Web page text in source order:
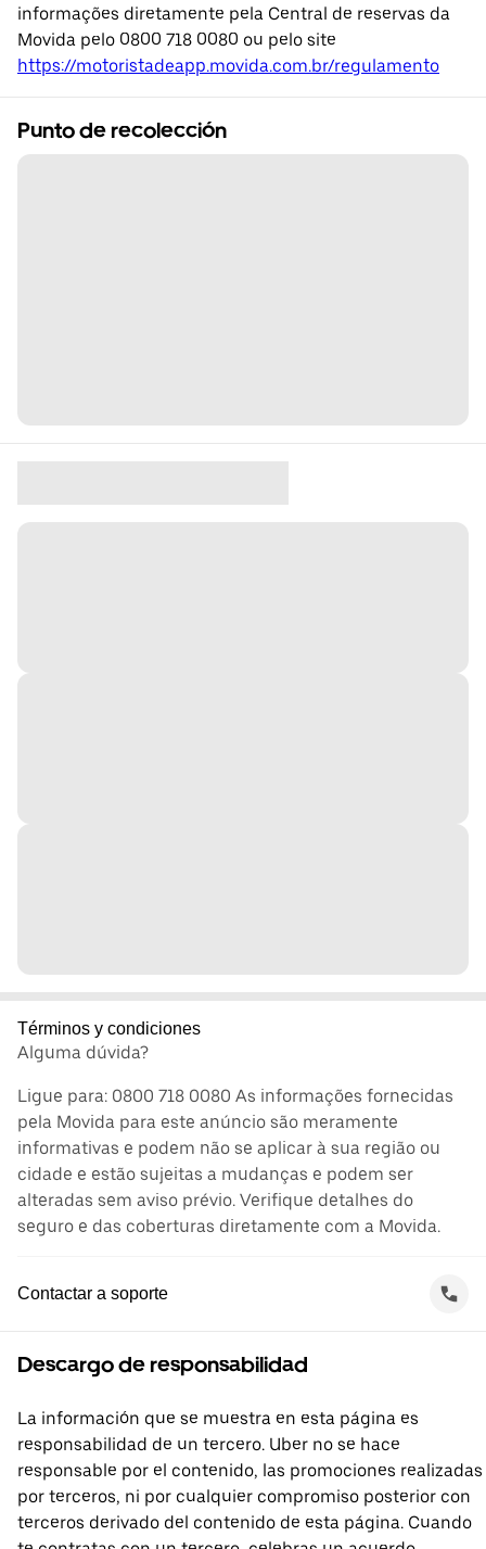
informações diretamente pela Central de reservas da
Movida pelo 0800 718 0080 ou pelo site
https://motoristadeapp.movida.com.br/regulamento
Punto de recolección
Términos y condiciones
Alguma dúvida?
Ligue para: 0800 718 0080 As informações fornecidas
pela Movida para este anúncio são meramente
informativas e podem não se aplicar à sua região ou
cidade e estão sujeitas a mudanças e podem ser
alteradas sem aviso prévio. Verifique detalhes do
seguro e das coberturas diretamente com a Movida.
Contactar a soporte
Descargo de responsabilidad
La información que se muestra en esta página es
responsabilidad de un tercero. Uber no se hace
responsable por el contenido, las promociones realizadas
por terceros, ni por cualquier compromiso posterior con
terceros derivado del contenido de esta página. Cuando